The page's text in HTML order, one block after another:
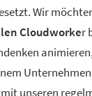
Wir
Cloudworker
unseren